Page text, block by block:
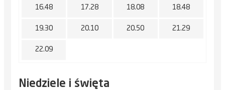
16.48 17.28 18.08 18.48
19.30 20.10 20.50 21.29
22.09
Niedziele i święta